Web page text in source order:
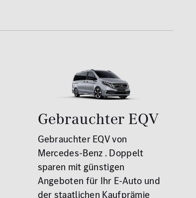
Gebrauchter EQV
Gebrauchter EQV von
Mercedes-Benz . Doppelt
sparen mit günstigen
Angeboten für Ihr E-Auto und
der staatlichen Kaufprämie